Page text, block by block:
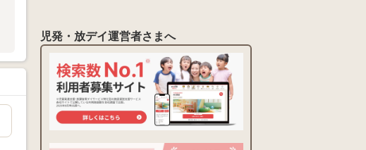
児発・放デイ運営者さまへ